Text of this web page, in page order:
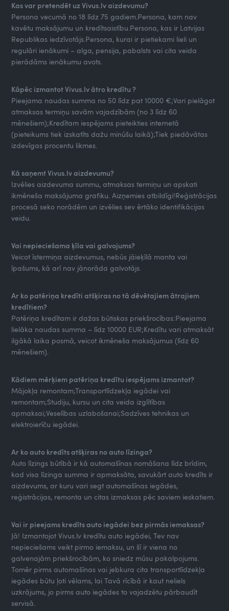
Kas var pretendēt uz Vivus.lv aizdevumu?
Persona vecumā no 18 līdz 75 gadiem.Persona, kam nav
kavētu maksājumu un kredītsaistību.Persona, kas ir Latvijas
Republikas iedzīvotājs.Persona, kurai ir pietiekami lieli un
regulāri ienākumi – alga, pensija, pabalsts vai cita veida
pierādāms ienākumu avots.
Kāpēc izmantot Vivus.lv ātro kredītu ?
Pieejama naudas summa no 50 līdz pat 10000 €;Vari pielāgot
atmaksas termiņu savām vajadzībām (no 3 līdz 60
mēnešiem);Kredītam iespējams pieteikties internetā
(pieteikums tiek izskatīts dažu minūšu laikā);Tiek piedāvātas
izdevīgas procentu likmes.
Kā saņemt Vivus.lv aizdevumu?
Izvēlies aizdevuma summu, atmaksas termiņu un apskati
ikmēneša maksājuma grafiku. Aizņemies atbildīgi!Reģistrācijas
procesā seko norādēm un izvēlies sev ērtāko identifikācijas
veidu.
Vai nepieciešama ķīla vai galvojums?
Veicot īstermiņa aizdevumus, nebūs jāieķīlā manta vai
īpašums, kā arī nav jānorāda galvotājs.
Ar ko patēriņa kredīti atšķiras no tā dēvētajiem ātrajiem
kredītiem?
Patēriņa kredītam ir dažas būtiskas priekšrocības:Pieejama
lielāka naudas summa – līdz 10000 EUR;Kredītu vari atmaksāt
ilgākā laika posmā, veicot ikmēneša maksājumus (līdz 60
mēnešiem).
Kādiem mērķiem patēriņa kredītu iespējams izmantot?
Mājokļa remontam;Transportlīdzekļa iegādei vai
remontam;Studiju, kursu un cita veida izglītības
apmaksai;Veselības uzlabošanai;Sadzīves tehnikas un
elektroierīču iegādei.
Ar ko auto kredīts atšķiras no auto līzinga?
Auto līzings būtībā ir kā automašīnas nomāšana līdz brīdim,
kad visa līzinga summa ir apmaksāta, savukārt auto kredīts ir
aizdevums, ar kuru vari segt automašīnas iegādes,
reģistrācijas, remonta un citas izmaksas pēc saviem ieskatiem.
Vai ir pieejams kredīts auto iegādei bez pirmās iemaksas?
Jā! Izmantojot Vivus.lv kredītu auto iegādei, Tev nav
nepieciešams veikt pirmo iemaksu, un šī ir viena no
galvenajām priekšrocībām, ko sniedz mūsu pakalpojums.
Tomēr pirms automašīnas vai jebkura cita transportlīdzekļa
iegādes būtu ļoti vēlams, lai Tavā rīcībā ir kaut neliels
uzkrājums, jo pirms auto iegādes to vajadzētu pārbaudīt
servisā.